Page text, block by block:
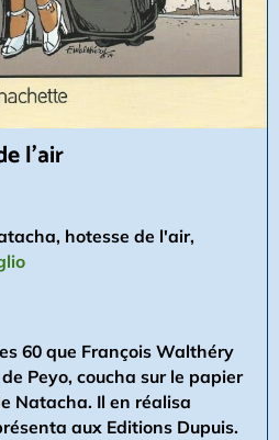
l'air
hotesse de l'air,
60 que François Walthéry
Peyo, coucha sur le papier
Natacha. Il en réalisa
aux Editions Dupuis.